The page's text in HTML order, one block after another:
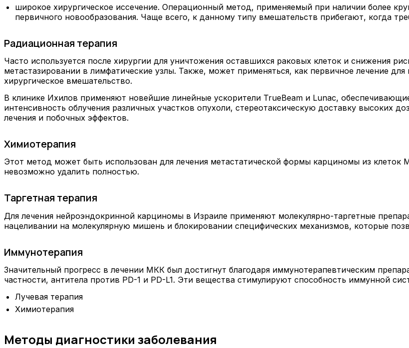
широкое хирургическое иссечение. Операционный метод, применяемый при наличии более
первичного новообразования. Чаще всего, к данному типу вмешательств прибегают, когда
Радиационная терапия
Часто используется после хирургии для уничтожения оставшихся раковых клеток и снижения
метастазировании в лимфатические узлы. Также, может применяться, как первичное лечение
хирургическое вмешательство.
В клинике Ихилов применяют новейшие линейные ускорители TrueBeam и Lunac,
интенсивность облучения различных участков опухоли, стереотаксическую доставку высоких
лечения и побочных эффектов.
Химиотерапия
Этот метод может быть использован для лечения метастатической формы карциномы из клеток
невозможно удалить полностью.
Таргетная терапия
Для лечения нейроэндокринной карциномы в Израиле применяют молекулярно-таргетные
нацеливании на молекулярную мишень и блокировании специфических механизмов, которые
Иммунотерапия
Значительный прогресс в лечении МКК был достигнут благодаря иммунотерапевтическим
частности, антитела против PD-1 и PD-L1. Эти вещества стимулируют способность иммунной
Лучевая терапия
Химиотерапия
Методы диагностики заболевания